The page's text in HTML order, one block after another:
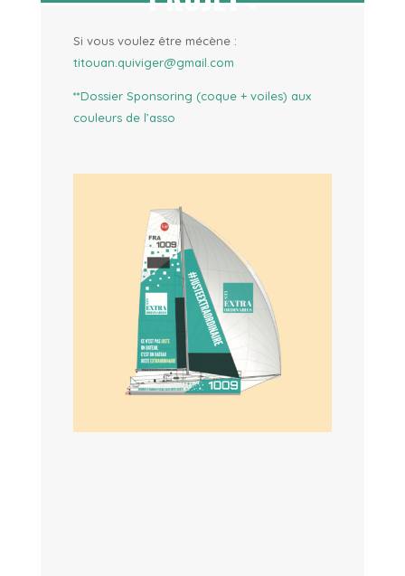
Si vous voulez être mécène :
titouan.quiviger@gmail.com
**Dossier Sponsoring (coque + voiles) aux
couleurs de l’asso